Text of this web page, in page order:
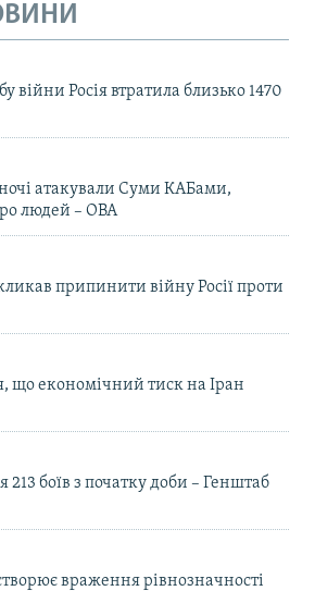
війни Росія втратила близько 1470
атакували Суми КАБами,
людей – ОВА
припинити війну Росії проти
що економічний тиск на Іран
213 боїв з початку доби – Генштаб
враження рівнозначності